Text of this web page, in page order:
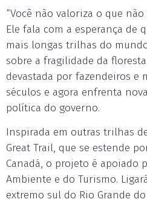
“Você não valoriza o que não
Ele fala com a esperança de
mais longas trilhas do
sobre a fragilidade da
devastada por fazendeiros e
séculos e agora enfrenta
política do governo.
Inspirada em outras trilhas
Great Trail, que se estende
Canadá, o projeto é apoiado
Ambiente e do Turismo.
extremo sul do Rio Grande